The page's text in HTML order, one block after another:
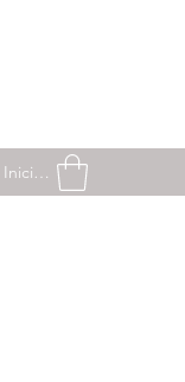
Iniciar sesión